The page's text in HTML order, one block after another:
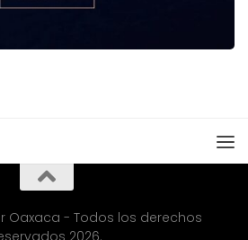
Oaxaca - Todos los derechos